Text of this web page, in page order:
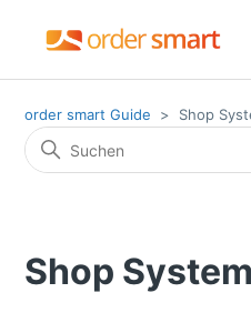
order smart Guide Shop
Shop System